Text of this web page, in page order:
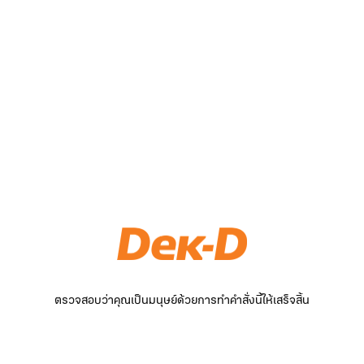
ตรวจสอบว่าคุณเป็นมนุษย์ด้วยการทำคำสั่งนี้ให้เสร็จสิ้น